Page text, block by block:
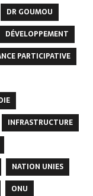
DR GOUMOU
DÉVELOPPEMENT
PARTICIPATIVE
INFRASTRUCTURE
NATION UNIES
ONU